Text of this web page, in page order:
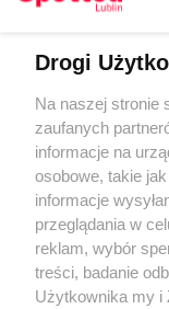
Regulamin
Polityka
RODO
Warunki
Drogi
Na naszej stronie
zaufanych
informacje na
osobowe, takie
informacje
przeglądania w
reklam, wybór
treści, badanie
Użytkownika my i